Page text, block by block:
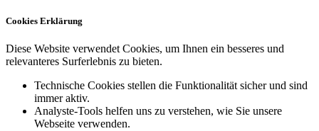
Cookies Erklärung
Diese Website verwendet Cookies, um Ihnen ein besseres und
relevanteres Surferlebnis zu bieten.
Technische Cookies stellen die Funktionalität sicher und sind
immer aktiv.
Analyste-Tools helfen uns zu verstehen, wie Sie unsere
Webseite verwenden.